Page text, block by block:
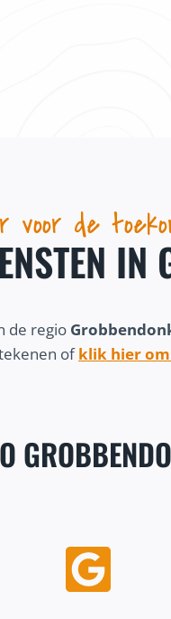
voor de
IN
de regio
ofklik hier